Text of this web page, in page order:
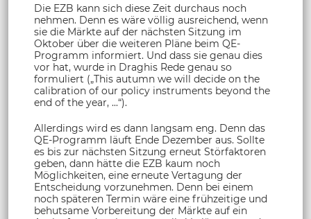
Die EZB kann sich diese Zeit durchaus noch
nehmen. Denn es wäre völlig ausreichend, wenn
sie die Märkte auf der nächsten Sitzung im
Oktober über die weiteren Pläne beim QE-
Programm informiert. Und dass sie genau dies
vor hat, wurde in Draghis Rede genau so
formuliert („This autumn we will decide on the
calibration of our policy instruments beyond the
end of the year, ...“).
Allerdings wird es dann langsam eng. Denn das
QE-Programm läuft Ende Dezember aus. Sollte
es bis zur nächsten Sitzung erneut Störfaktoren
geben, dann hätte die EZB kaum noch
Möglichkeiten, eine erneute Vertagung der
Entscheidung vorzunehmen. Denn bei einem
noch späteren Termin wäre eine frühzeitige und
behutsame Vorbereitung der Märkte auf ein